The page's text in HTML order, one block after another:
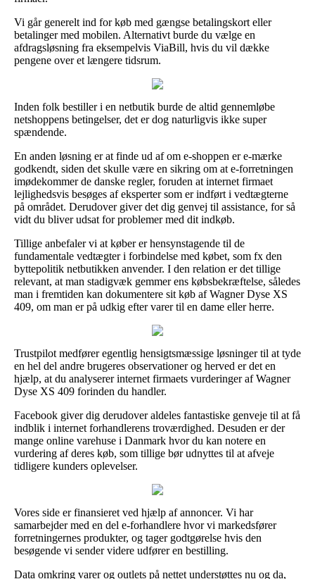
Vi går generelt ind for køb med gængse betalingskort eller
betalinger med mobilen. Alternativt burde du vælge en
afdragsløsning fra eksempelvis ViaBill, hvis du vil dække
pengene over et længere tidsrum.
Inden folk bestiller i en netbutik burde de altid gennemløbe
netshoppens betingelser, det er dog naturligvis ikke super
spændende.
En anden løsning er at finde ud af om e-shoppen er e-mærke
godkendt, siden det skulle være en sikring om at e-forretningen
imødekommer de danske regler, foruden at internet firmaet
lejlighedsvis besøges af eksperter som er indført i vedtægterne
på området. Derudover giver det dig genvej til assistance, for så
vidt du bliver udsat for problemer med dit indkøb.
Tillige anbefaler vi at køber er hensynstagende til de
fundamentale vedtægter i forbindelse med købet, som fx den
byttepolitik netbutikken anvender. I den relation er det tillige
relevant, at man stadigvæk gemmer ens købsbekræftelse, således
man i fremtiden kan dokumentere sit køb af Wagner Dyse XS
409, om man er på udkig efter varer til en dame eller herre.
Trustpilot medfører egentlig hensigtsmæssige løsninger til at tyde
en hel del andre brugeres observationer og herved er det en
hjælp, at du analyserer internet firmaets vurderinger af Wagner
Dyse XS 409 forinden du handler.
Facebook giver dig derudover aldeles fantastiske genveje til at få
indblik i internet forhandlerens troværdighed. Desuden er der
mange online varehuse i Danmark hvor du kan notere en
vurdering af deres køb, som tillige bør udnyttes til at afveje
tidligere kunders oplevelser.
Vores side er finansieret ved hjælp af annoncer. Vi har
samarbejder med en del e-forhandlere hvor vi markedsfører
forretningernes produkter, og tager godtgørelse hvis den
besøgende vi sender videre udfører en bestilling.
Data omkring varer og outlets på nettet understøttes nu og da,